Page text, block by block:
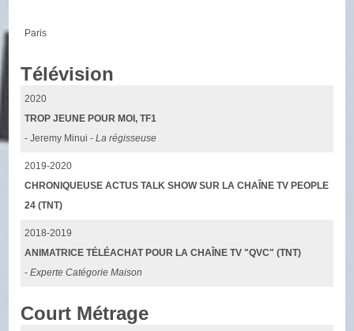
Paris
Télévision
2020
TROP JEUNE POUR MOI, TF1
- Jeremy Minui -La régisseuse
2019-2020
CHRONIQUEUSE ACTUS TALK SHOW SUR LA CHAÎNE TV PEOPLE
24 (TNT)
2018-2019
ANIMATRICE TÉLÉACHAT POUR LA CHAÎNE TV "QVC" (TNT)
-Experte Catégorie Maison
Court Métrage